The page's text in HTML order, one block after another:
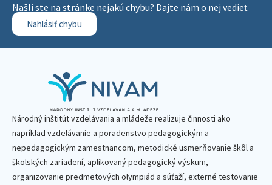
Našli ste na stránke nejakú chybu? Dajte nám o nej vedieť.
Nahlásiť chybu
Národný inštitút vzdelávania a mládeže realizuje činnosti ako
napríklad vzdelávanie a poradenstvo pedagogickým a
nepedagogickým zamestnancom, metodické usmerňovanie škôl a
školských zariadení, aplikovaný pedagogický výskum,
organizovanie predmetových olympiád a súťaží, externé testovanie